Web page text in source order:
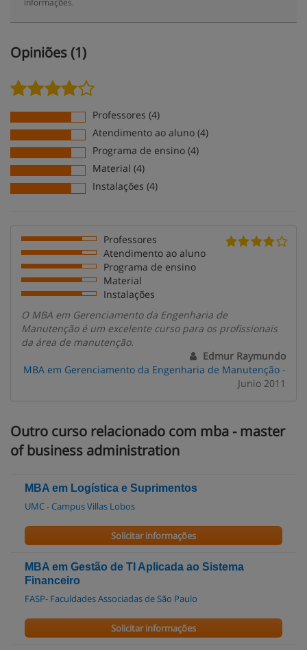
Opiniões (1)
Professores (4)
Atendimento ao aluno (4)
Programa de ensino (4)
Material (4)
Instalações (4)
Professores
Atendimento ao aluno
Programa de ensino
Material
Instalações
O MBA em Gerenciamento da Engenharia de
Manutenção é um excelente curso para os profissionais
da área de manutenção.
Edmur Raymundo
MBA em Gerenciamento da Engenharia de Manutenção -
Junio 2011
Outro curso relacionado com mba - master
of business administration
MBA em Logística e Suprimentos
UMC - Campus Villas Lobos
Solicitar informações
MBA em Gestão de TI Aplicada ao Sistema
Financeiro
FASP- Faculdades Associadas de São Paulo
Solicitar informações